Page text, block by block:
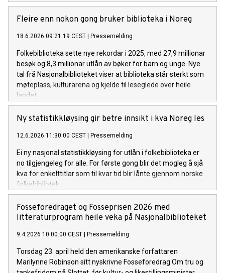
nynorsk. Kultur- og likestillingsminister Lubna Jaffery og
digitaliserings- og forvaltningsminister Karianne Tung deltar
Fleire enn nokon gong bruker biblioteka i Noreg
18.6.2026 09:21:19 CEST Pressemelding
Folkebiblioteka sette nye rekordar i 2025, med 27,9 millionar
besøk og 8,3 millionar utlån av bøker for barn og unge. Nye
tal frå Nasjonalbiblioteket viser at biblioteka står sterkt som
møteplass, kulturarena og kjelde til leseglede over heile
landet.
Ny statistikkløysing gir betre innsikt i kva Noreg les
12.6.2026 11:30:00 CEST Pressemelding
Ei ny nasjonal statistikkløysing for utlån i folkebiblioteka er
no tilgjengeleg for alle. For første gong blir det mogleg å sjå
kva for enkelttitlar som til kvar tid blir lånte gjennom norske
folkebibliotek.
Fosseforedraget og Fosseprisen 2026 med
litteraturprogram heile veka på Nasjonalbiblioteket
9.4.2026 10:00:00 CEST Pressemelding
Torsdag 23. april held den amerikanske forfattaren
Marilynne Robinson sitt nyskrivne Fosseforedrag Om tru og